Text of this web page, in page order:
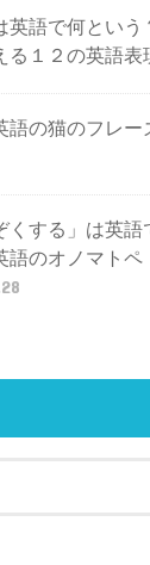
英語で何という
る１２の英語表
語の猫のフレー
くする」は英
語のオノマト